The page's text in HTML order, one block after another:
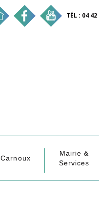
TÉL : 04 42
Carnoux
Mairie &
Services